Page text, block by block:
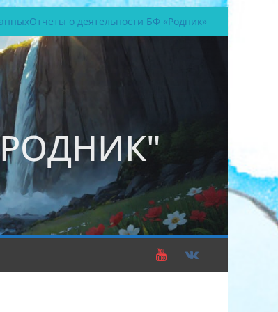
Отчеты о деятельности БФ «Родник»